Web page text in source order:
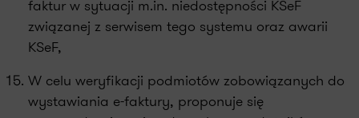
faktur w sytuacji m.in. niedostępności KSeF
związanej z serwisem tego systemu oraz awarii
KSeF,
W celu weryfikacji podmiotów zobowiązanych do
wystawiania e-faktury, proponuje się